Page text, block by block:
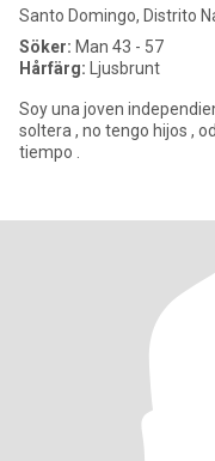
Santo Domingo, Distrito
Söker: Man 43 - 57
Hårfärg: Ljusbrunt
Soy una joven
soltera , no tengo hijos ,
tiempo .